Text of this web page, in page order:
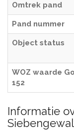
Omtrek pand
Pand nummer
Object status
WOZ waarde
152
Informatie